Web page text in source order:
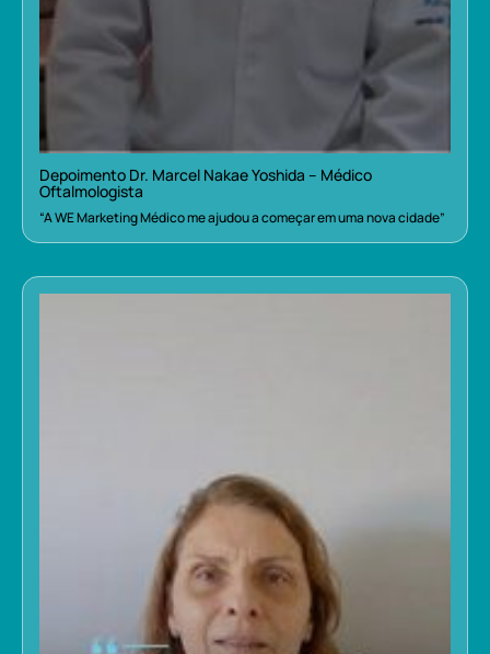
Depoimento Dr. Marcel Nakae Yoshida – Médico
Oftalmologista
“A WE Marketing Médico me ajudou a começar em uma nova cidade”